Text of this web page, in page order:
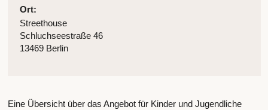
Ort:
Streethouse
Schluchseestraße 46
13469 Berlin
Eine Übersicht über das Angebot für Kinder und Jugendliche